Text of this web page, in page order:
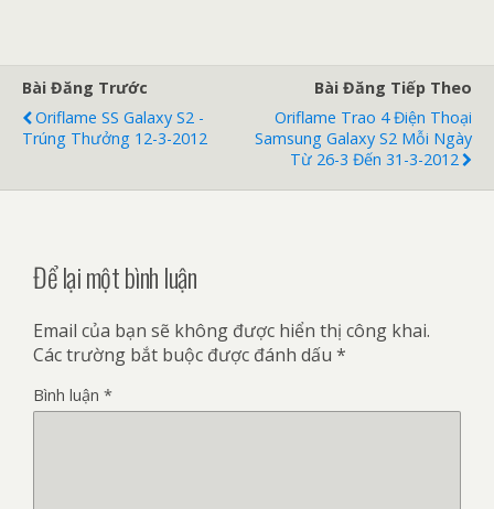
Bài Đăng Trước
Oriflame SS Galaxy S2 -
Trúng Thưởng 12-3-2012
Bài Đăng Tiếp Theo
Oriflame Trao 4 Điện Thoại
Samsung Galaxy S2 Mỗi Ngày
Từ 26-3 Đến 31-3-2012
Để lại một bình luận
Email của bạn sẽ không được hiển thị công khai.
Các trường bắt buộc được đánh dấu *
Bình luận *